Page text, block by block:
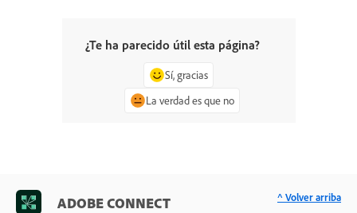
¿Te ha parecido útil esta página?
Sí, gracias
La verdad es que no
ADOBE CONNECT ^ Volver arriba